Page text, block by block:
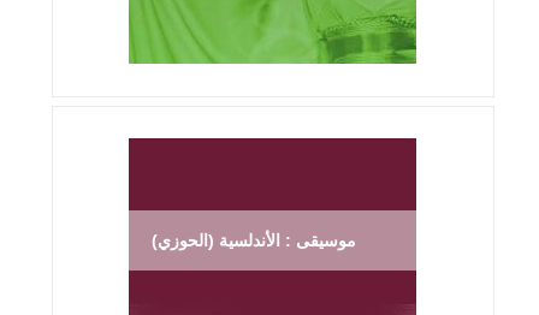
موسيقى : الأندلسية (الحوزي)